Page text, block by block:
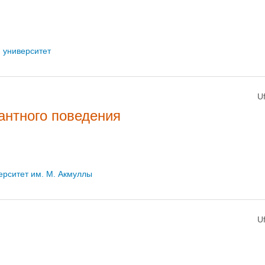
поведения
им. М. Акмуллы